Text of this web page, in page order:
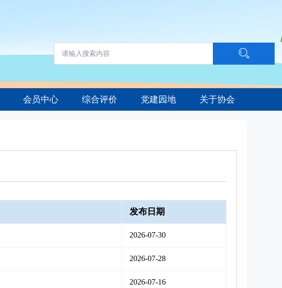
会员中心 综合评价 党建园地 关于协会
发布日期
2026-07-30
2026-07-28
2026-07-16